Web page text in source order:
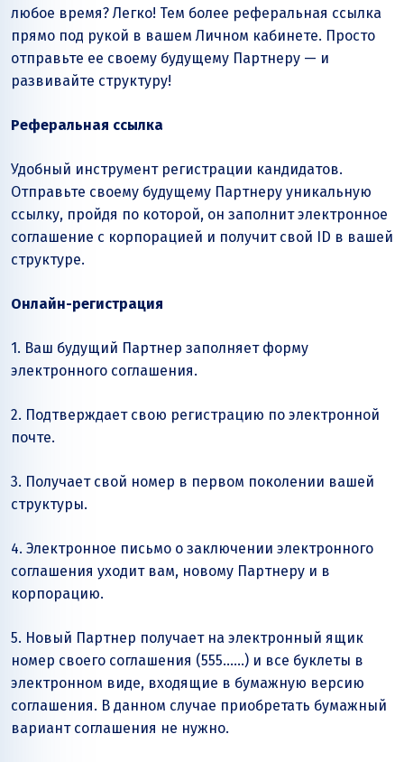
любое время? Легко! Тем более реферальная ссылка
прямо под рукой в вашем Личном кабинете. Просто
отправьте ее своему будущему Партнеру — и
развивайте структуру!
Реферальная ссылка
Удобный инструмент регистрации кандидатов.
Отправьте своему будущему Партнеру уникальную
ссылку, пройдя по которой, он заполнит электронное
соглашение с корпорацией и получит свой ID в вашей
структуре.
Онлайн-регистрация
1. Ваш будущий Партнер заполняет форму
электронного соглашения.
2. Подтверждает свою регистрацию по электронной
почте.
3. Получает свой номер в первом поколении вашей
структуры.
4. Электронное письмо о заключении электронного
соглашения уходит вам, новому Партнеру и в
корпорацию.
5. Новый Партнер получает на электронный ящик
номер своего соглашения (555……) и все буклеты в
электронном виде, входящие в бумажную версию
соглашения. В данном случае приобретать бумажный
вариант соглашения не нужно.